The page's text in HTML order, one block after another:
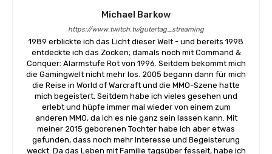
Michael Barkow
https://www.twitch.tv/gutertag_streaming
1989 erblickte ich das Licht dieser Welt - und bereits 1998
entdeckte ich das Zocken; damals noch mit Command &
Conquer: Alarmstufe Rot von 1996. Seitdem bekommt mich
die Gamingwelt nicht mehr los. 2005 begann dann für mich
die Reise in World of Warcraft und die MMO-Szene hatte
mich begeistert. Seitdem habe ich vieles gesehen und
erlebt und hüpfe immer mal wieder von einem zum
anderen MMO, da ich es nie ganz sein lassen kann. Mit
meiner 2015 geborenen Tochter habe ich aber etwas
gefunden, dass noch mehr Interesse und Begeisterung
weckt. Da das Leben mit Familie tagsüber fesselt, habe ich